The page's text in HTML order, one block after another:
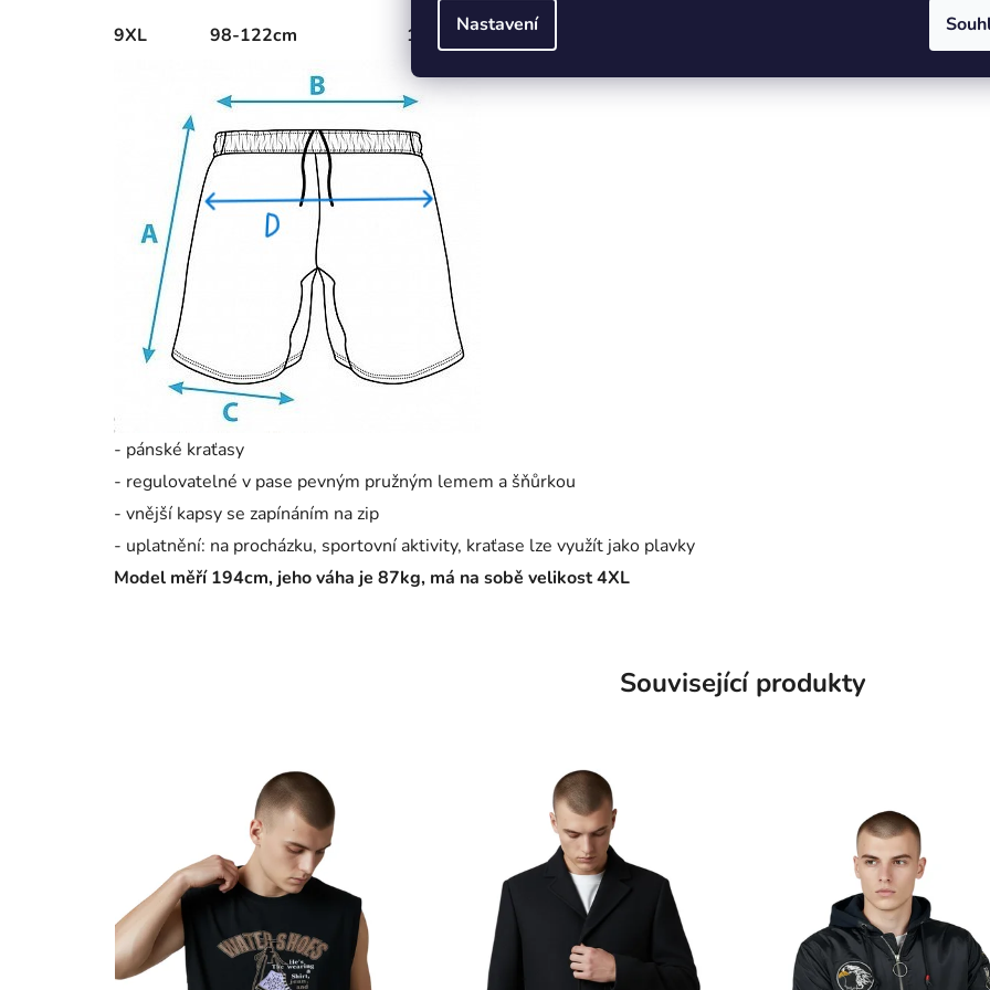
Nastavení
9XL
98-122cm 144-160cm
- pánské kraťasy
- regulovatelné v pase pevným pružným lemem a šňůrkou
- vnější kapsy se zapínáním na zip
- uplatnění: na procházku, sportovní aktivity, kraťase lze využít jako plavky
Model měří 194cm, jeho váha je 87kg, má na sobě velikost 4XL
Související produkty